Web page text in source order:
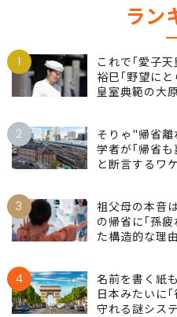
ラン
1
これで｢愛子
裕巳｢野望に
皇室典範の大
2
そりゃ"帰省
学者が｢帰省
と断言するワケ
3
祖父母の本音
の帰省に｢孫
た構造的な理由
4
名前を書く紙
日本みたいに
守れる謎シス